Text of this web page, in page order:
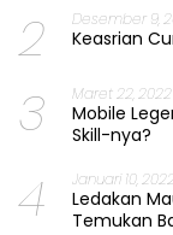
2 Desember 9,
Keasrian
3 Maret 22, 2022
Mobile
Skill-nya?
4 Januari 10,
Ledakan
Temukan